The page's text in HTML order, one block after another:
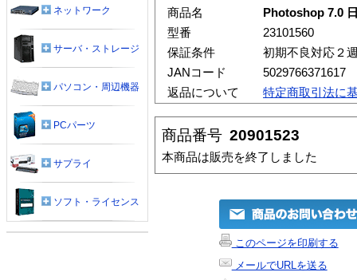
商品名
Photoshop 7.0
型番
23101560
保証条件
初期不良対応２
JANコード
5029766371617
返品について
特定商取引法に
商品番号 20901523
本商品は販売を終了しました
このページを印刷する
メールでURLを送る
ネットワーク
サーバ・ストレージ
パソコン・周辺機器
PCパーツ
サプライ
ソフト・ライセンス